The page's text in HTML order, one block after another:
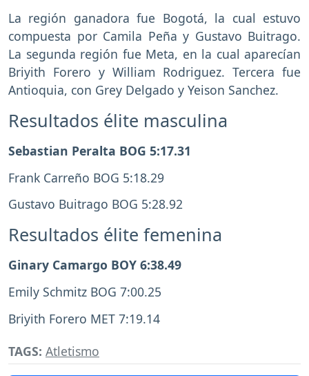
La región ganadora fue Bogotá, la cual estuvo
compuesta por Camila Peña y Gustavo Buitrago.
La segunda región fue Meta, en la cual aparecían
Briyith Forero y William Rodriguez. Tercera fue
Antioquia, con Grey Delgado y Yeison Sanchez.
Resultados élite masculina
Sebastian Peralta BOG 5:17.31
Frank Carreño BOG 5:18.29
Gustavo Buitrago BOG 5:28.92
Resultados élite femenina
Ginary Camargo BOY 6:38.49
Emily Schmitz BOG 7:00.25
Briyith Forero MET 7:19.14
TAGS: Atletismo